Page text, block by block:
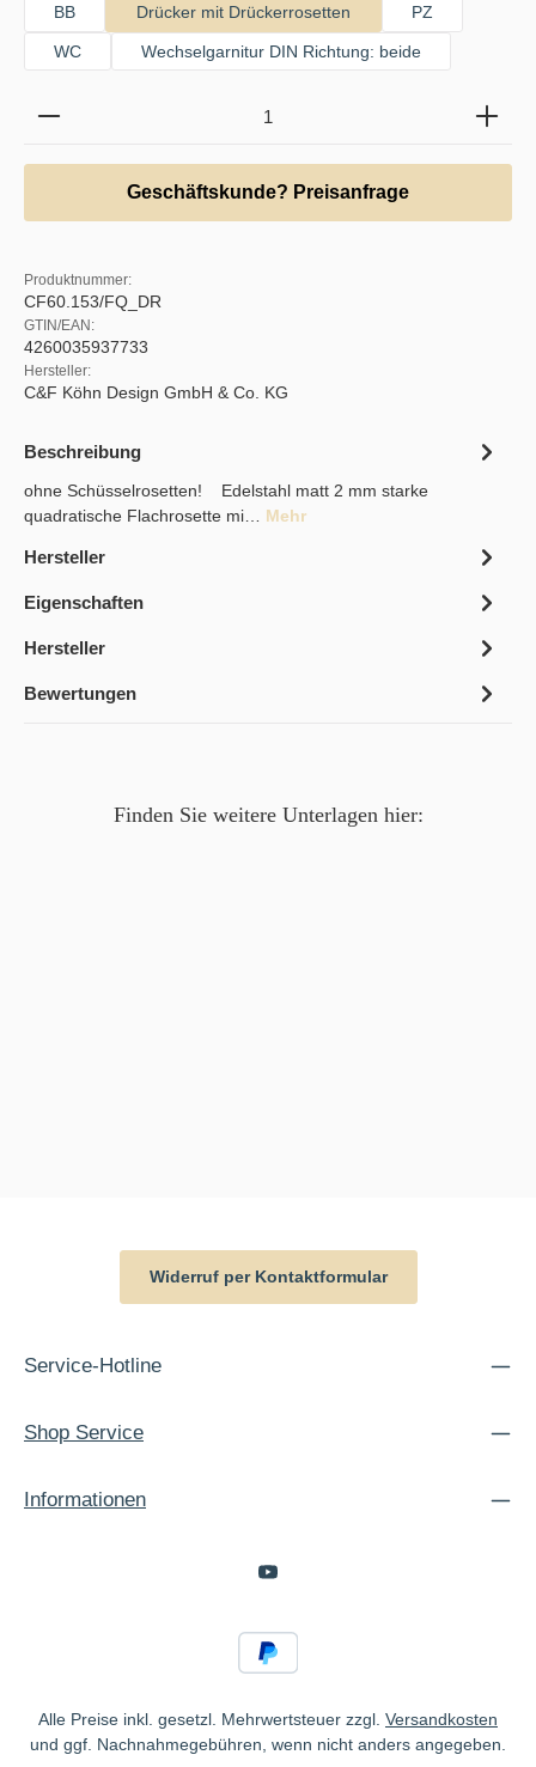
BB Drücker mit Drückerrosetten PZ
WC Wechselgarnitur DIN Richtung: beide
Produkt Anzahl: Gib den gewünschten Wert ein
Geschäftskunde? Preisanfrage
Produktnummer:
CF60.153/FQ_DR
GTIN/EAN:
4260035937733
Hersteller:
C&F Köhn Design GmbH & Co. KG
Beschreibung
ohne Schüsselrosetten! Edelstahl matt 2 mm starke
quadratische Flachrosette mi… Mehr
Hersteller
Eigenschaften
Hersteller
Bewertungen
Finden Sie weitere Unterlagen hier:
Widerruf per Kontaktformular
Service-Hotline
Shop Service
Informationen
Alle Preise inkl. gesetzl. Mehrwertsteuer zzgl. Versandkosten
und ggf. Nachnahmegebühren, wenn nicht anders angegeben.